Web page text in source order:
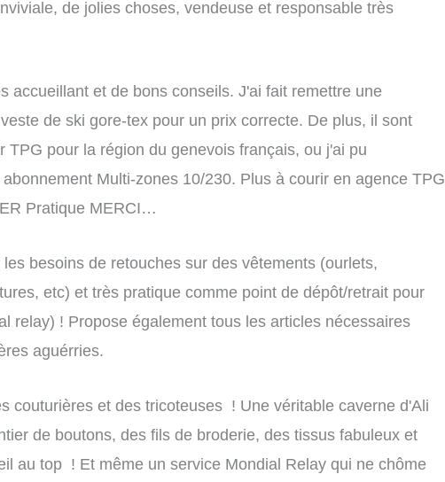
de jolies choses, vendeuse et responsable très
accueillant et de bons conseils. J'ai fait remettre une
de ski gore-tex pour un prix correcte. De plus, il sont
TPG pour la région du genevois français, ou j'ai pu
Multi-zones 10/230. Plus à courir en agence TPG
Pratique MERCI…
besoins de retouches sur des vêtements (ourlets,
etc) et très pratique comme point de dépôt/retrait pour
relay) ! Propose également tous les articles nécessaires
aguérries.
couturières et des tricoteuses ! Une véritable caverne d'Ali
de boutons, des fils de broderie, des tissus fabuleux et
au top ! Et même un service Mondial Relay qui ne chôme